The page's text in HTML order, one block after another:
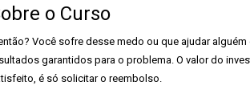
o Curso
Você sofre desse medo ou que ajudar
garantidos para o problema. O valor do
é só solicitar o reembolso.